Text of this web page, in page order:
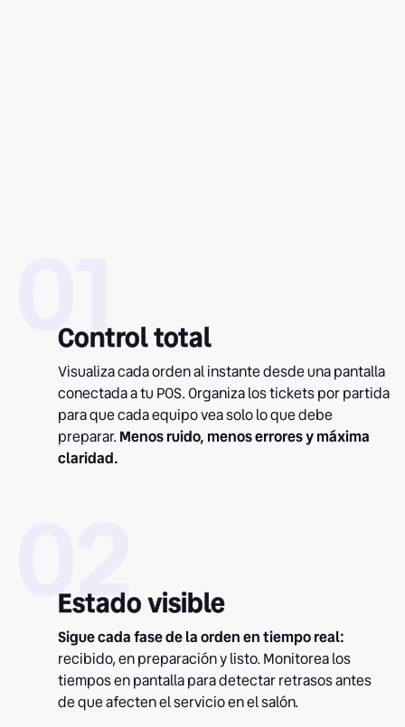
01
Control total
Visualiza cada orden al instante desde una pantalla
conectada a tu POS. Organiza los tickets por partida
para que cada equipo vea solo lo que debe
preparar.Menos ruido, menos errores y máxima
claridad.
02
Estado visible
Sigue cada fase de la orden en tiempo real:
recibido, en preparación y listo. Monitorea los
tiempos en pantalla para detectar retrasos antes
de que afecten el servicio en el salón.